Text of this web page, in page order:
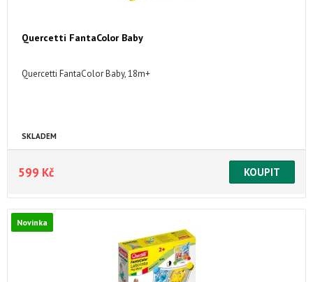
Quercetti FantaColor Baby
Quercetti FantaColor Baby, 18m+
SKLADEM
599 Kč
Novinka